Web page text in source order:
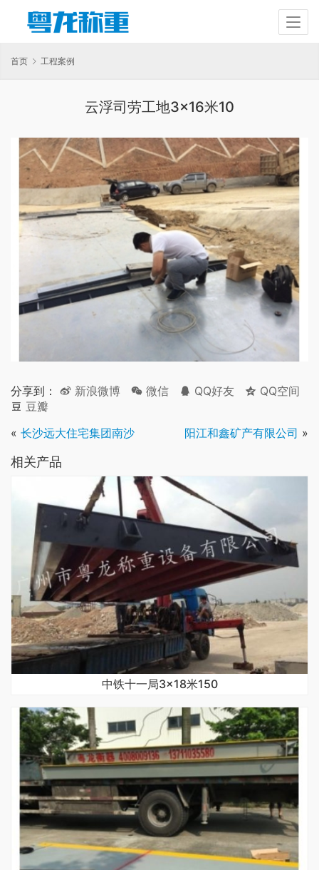
首页 工程案例
云浮司劳工地3×16米10
分享到： 新浪微博 微信 QQ好友
QQ空间
豆瓣
« 长沙远大住宅集团南沙 阳江和鑫矿产有限公司 »
相关产品
中铁十一局3×18米150